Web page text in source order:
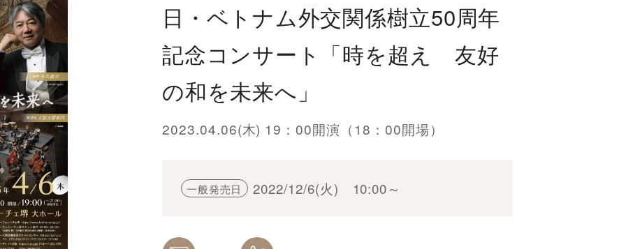
日・ベトナム外交関係樹立50周年
記念コンサート「時を超え 友好
の和を未来へ」
2023.04.06(木) 19：00開演（18：00開場）
一般発売日 2022/12/6(火) 10:00～